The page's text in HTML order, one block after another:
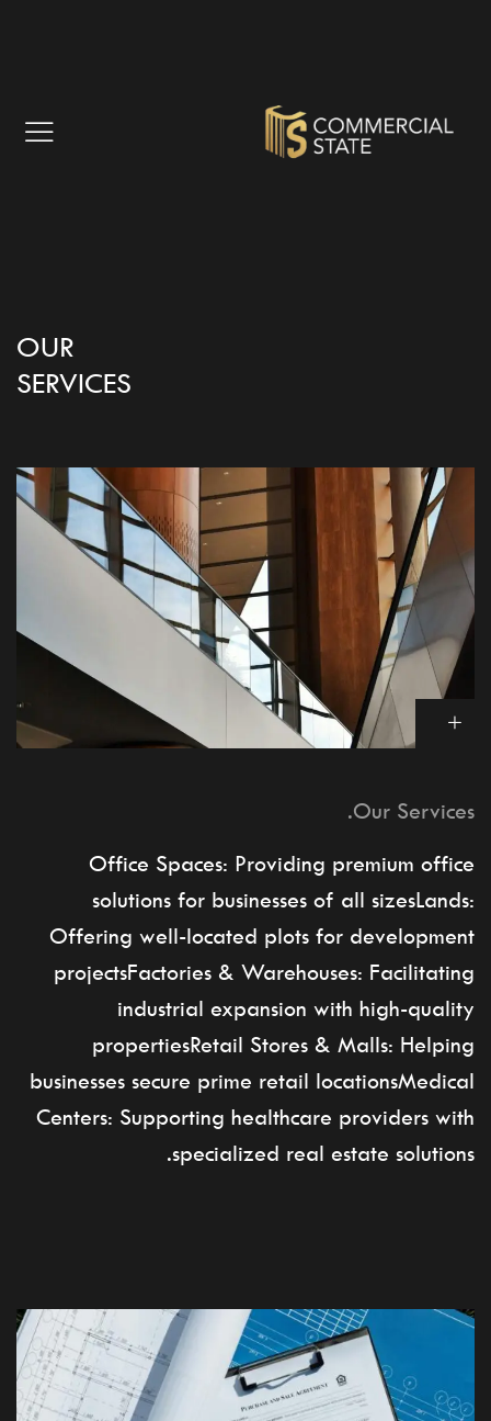
OUR
SERVICES
Our Services.
Office Spaces: Providing premium office
solutions for businesses of all sizesLands:
Offering well-located plots for development
projectsFactories & Warehouses: Facilitating
industrial expansion with high-quality
propertiesRetail Stores & Malls: Helping
businesses secure prime retail locationsMedical
Centers: Supporting healthcare providers with
specialized real estate solutions.